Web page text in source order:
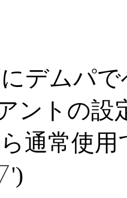
デムパ
ントの設
通常使